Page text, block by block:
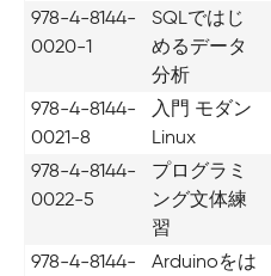
978-4-8144-
0020-1
SQLではじ
めるデータ
分析
978-4-8144-
0021-8
入門 モダン
Linux
978-4-8144-
0022-5
プログラミ
ング文体練
習
978-4-8144-
Arduinoをは